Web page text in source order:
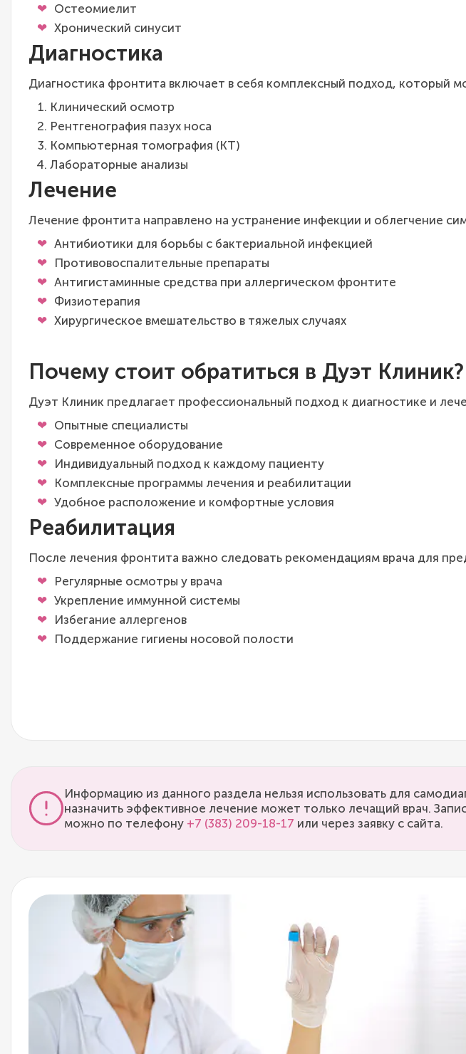
Остеомиелит
Хронический синусит
Диагностика
Диагностика фронтита включает в себя комплексный подход, который
Клинический осмотр
Рентгенография пазух носа
Компьютерная томография (КТ)
Лабораторные анализы
Лечение
Лечение фронтита направлено на устранение инфекции и облегчение
Антибиотики для борьбы с бактериальной инфекцией
Противовоспалительные препараты
Антигистаминные средства при аллергическом фронтите
Физиотерапия
Хирургическое вмешательство в тяжелых случаях
Почему стоит обратиться в Дуэт Клиник?
Дуэт Клиник предлагает профессиональный подход к диагностике и
Опытные специалисты
Современное оборудование
Индивидуальный подход к каждому пациенту
Комплексные программы лечения и реабилитации
Удобное расположение и комфортные условия
Реабилитация
После лечения фронтита важно следовать рекомендациям врача для
Регулярные осмотры у врача
Укрепление иммунной системы
Избегание аллергенов
Поддержание гигиены носовой полости
Информацию из данного раздела нельзя использовать для
назначить эффективное лечение может только лечащий врач.
можно по телефону +7 (383) 209-18-17 или через заявку с сайта.